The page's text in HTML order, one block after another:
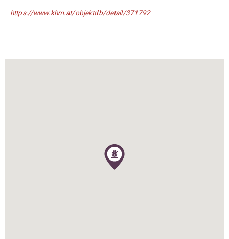
https://www.khm.at/objektdb/detail/371792